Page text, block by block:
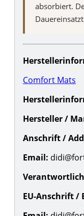
absorbiert.
Comfort Mats
Hersteller /
Anschrift /
Email:
EU-Anschrift /